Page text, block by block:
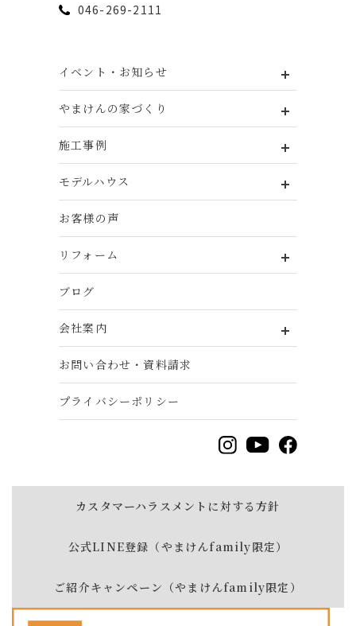
046-269-2111
イベント・お知らせ
やまけんの家づくり
施工事例
モデルハウス
お客様の声
リフォーム
ブログ
会社案内
お問い合わせ・資料請求
プライバシーポリシー
カスタマーハラスメントに対する方針
公式LINE登録（やまけんfamily限定）
ご紹介キャンペーン（やまけんfamily限定）